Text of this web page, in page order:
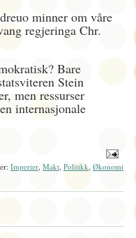
minner om våre
regjeringa Chr.
Bare
Stein
men ressurser
internasjonale
Imperier, Makt, Politikk, Økonomi